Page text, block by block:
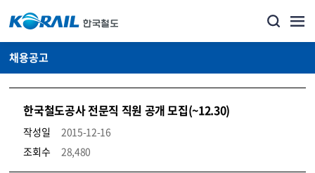
채용공고
한국철도공사 전문직 직원 공개 모집(~12.30)
작성일
2015-12-16
조회수
28,480
코레일소개_경영공시_채용공고 상세보기 – 내용, 파일, 담당자 연락처로 구성